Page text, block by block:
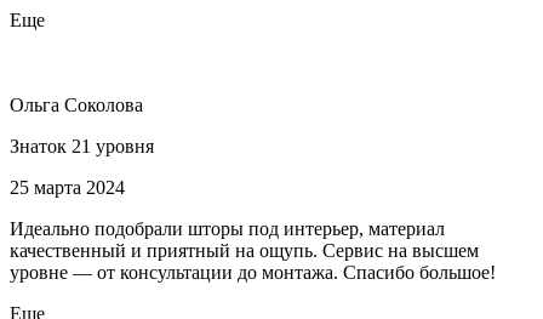
Еще
Ольга Соколова
Знаток 21 уровня
25 марта 2024
Идеально подобрали шторы под интерьер, материал
качественный и приятный на ощупь. Сервис на высшем
уровне — от консультации до монтажа. Спасибо большое!
Еще